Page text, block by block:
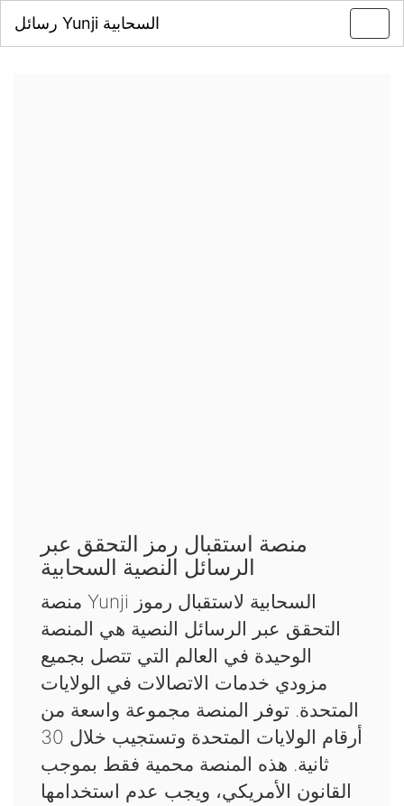
رسائل Yunji السحابية
منصة استقبال رمز التحقق عبر
الرسائل النصية السحابية
منصة Yunji السحابية لاستقبال رموز
التحقق عبر الرسائل النصية هي المنصة
الوحيدة في العالم التي تتصل بجميع
مزودي خدمات الاتصالات في الولايات
المتحدة. توفر المنصة مجموعة واسعة من
أرقام الولايات المتحدة وتستجيب خلال 30
ثانية. هذه المنصة محمية فقط بموجب
القانون الأمريكي، ويجب عدم استخدامها